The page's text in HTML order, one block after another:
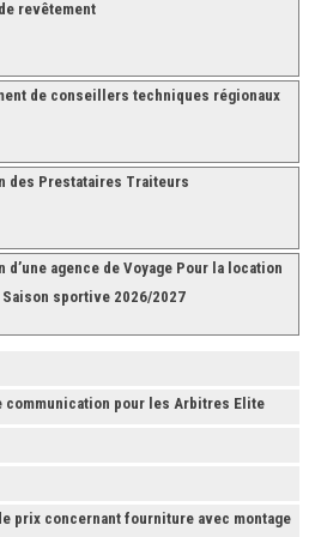
revêtement
de conseillers techniques régionaux
des Prestataires Traiteurs
d’une agence de Voyage Pour la location
Saison sportive 2026/2027
pour les Arbitres Elite
prix concernant fourniture avec montage